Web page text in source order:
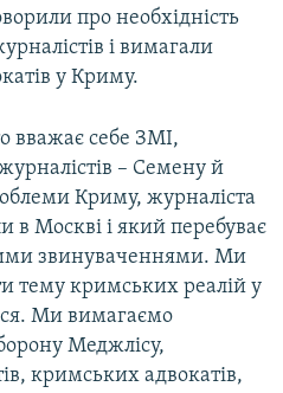
про необхідність
і вимагали
у Криму.
вважає себе ЗМІ,
– Семену й
Криму, журналіста
в Москві і який перебуває
звинуваченнями. Ми
тему кримських реалій у
Ми вимагаємо
Меджлісу,
кримських адвокатів,